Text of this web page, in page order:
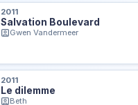
2011
Salvation Boulevard
Gwen Vandermeer
2011
Le dilemme
Beth